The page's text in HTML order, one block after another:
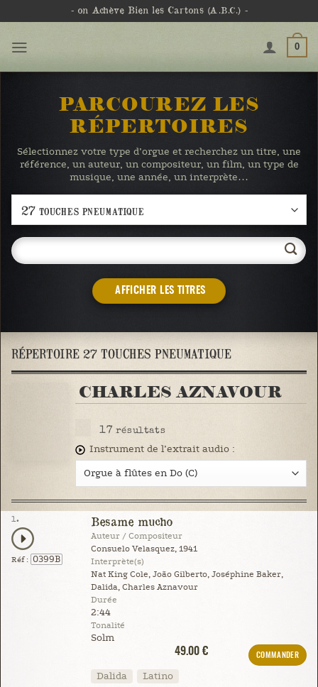
- on Achève Bien les Cartons (A.B.C.) -
0
PARCOUREZ LES
RÉPERTOIRES
Sélectionnez votre type d’orgue et recherchez un titre, une
référence, un auteur, un compositeur, un film, un type de
musique, une année, un interprète…
AFFICHER LES TITRES
RÉPERTOIRE 27 TOUCHES PNEUMATIQUE
CHARLES AZNAVOUR
17 résultats
Instrument de l’extrait audio :
1.
Réf : 0399B
Besame mucho
Auteur / Compositeur
Consuelo Velasquez, 1941
Interprète(s)
Nat King Cole, João Gilberto, Joséphine Baker,
Dalida, Charles Aznavour
Durée
2:44
Tonalité
Solm
49.00 €
COMMANDER
Dalida Latino